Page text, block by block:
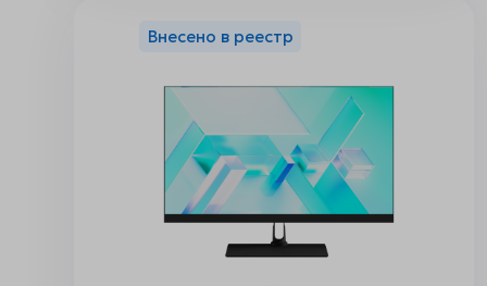
Внесено в реестр